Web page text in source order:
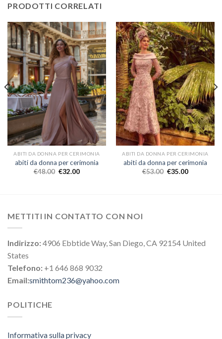
PRODOTTI CORRELATI
ABITI DA DONNA PER CERIMONIA
abiti da donna per cerimonia
€48.00 €32.00
ABITI DA DONNA PER CERIMONIA
abiti da donna per cerimonia
€53.00 €35.00
METTITI IN CONTATTO CON NOI
Indirizzo:4906 Ebbtide Way, San Diego, CA 92154 United
States
Telefono: +1 646 868 9032
Email:smithtom236@yahoo.com
POLITICHE
Informativa sulla privacy